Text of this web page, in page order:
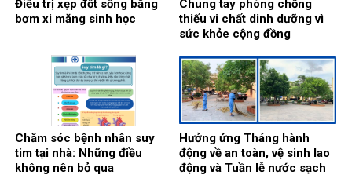
Điều trị xẹp đốt sống bằng
bơm xi măng sinh học
Chung tay phòng chống
thiếu vi chất dinh dưỡng vì
sức khỏe cộng đồng
Chăm sóc bệnh nhân suy
tim tại nhà: Những điều
không nên bỏ qua
Hưởng ứng Tháng hành
động về an toàn, vệ sinh lao
động và Tuần lễ nước sạch